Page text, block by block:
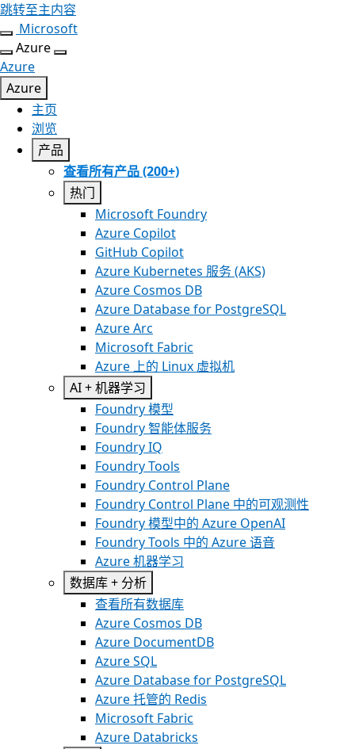
跳转至主内容
Microsoft
Azure
Azure
Azure
主页
浏览
产品
查看所有产品 (200+)
热门
Microsoft Foundry
Azure Copilot
GitHub Copilot
Azure Kubernetes 服务 (AKS)
Azure Cosmos DB
Azure Database for PostgreSQL
Azure Arc​
Microsoft Fabric
Azure 上的 Linux 虚拟机
AI + 机器学习
Foundry 模型
Foundry 智能体服务
Foundry IQ
Foundry Tools
Foundry Control Plane
Foundry Control Plane 中的可观测性
Foundry 模型中的 Azure OpenAI
Foundry Tools 中的 Azure 语音
Azure 机器学习
数据库 + 分析
查看所有数据库
Azure Cosmos DB
Azure DocumentDB
Azure SQL
Azure Database for PostgreSQL
Azure 托管的 Redis
Microsoft Fabric
Azure Databricks